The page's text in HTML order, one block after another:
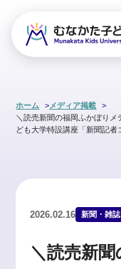
ホーム
メディア掲載
＼読売新聞の福岡ふかぼり
ども大学特設講座「新聞記者
2026.02.16 新聞・雑誌
＼読売新